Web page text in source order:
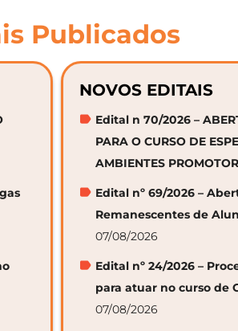
Publicados
NOVOS EDITAIS
Edital n 70/2026 –
PARA O CURSO DE
AMBIENTES
Edital nº 69/2026 –
Remanescentes de
07/08/2026
Edital nº 24/2026 –
para atuar no curso de
07/08/2026